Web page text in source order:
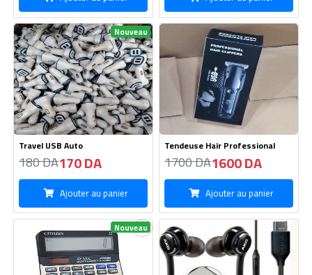
Nouveau
Travel USB Auto
180 DA170 DA
Ajouter au panier
Tendeuse Hair Professional
1700 DA1600 DA
Ajouter au panier
Nouveau